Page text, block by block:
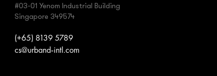
#03-01 Yenom Industrial Building
Singapore 349574
(+65) 8139 5789
cs@urband-intl.com